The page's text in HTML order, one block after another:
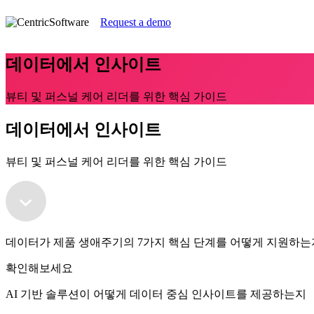
Request a demo
데이터에서 인사이트
뷰티 및 퍼스널 케어 리더를 위한 핵심 가이드
데이터에서 인사이트
뷰티 및 퍼스널 케어 리더를 위한 핵심 가이드
데이터가 제품 생애주기의 7가지 핵심 단계를 어떻게 지원하는
확인해보세요
AI 기반 솔루션이 어떻게 데이터 중심 인사이트를 제공하는지